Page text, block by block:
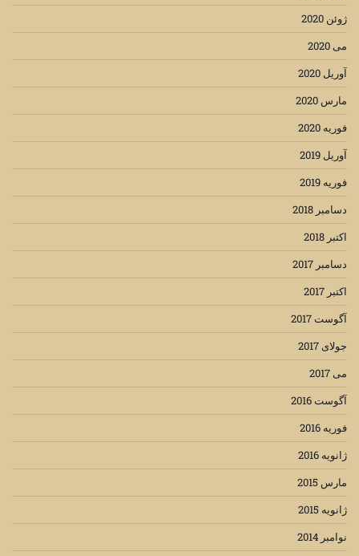
ژوئن 2020
می 2020
آوریل 2020
مارس 2020
فوریه 2020
آوریل 2019
فوریه 2019
دسامبر 2018
اکتبر 2018
دسامبر 2017
اکتبر 2017
آگوست 2017
جولای 2017
می 2017
آگوست 2016
فوریه 2016
ژانویه 2016
مارس 2015
ژانویه 2015
نوامبر 2014